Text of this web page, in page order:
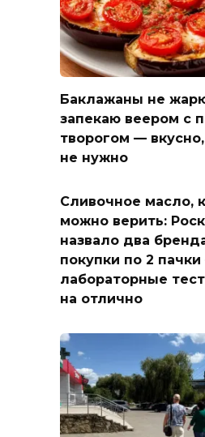
Баклажаны не
запекаю веером с
творогом —
не нужно
Сливочное масло,
можно верить:
назвало два
покупки по 2
лабораторные
на отлично